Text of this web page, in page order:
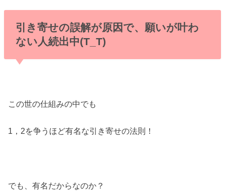
引き寄せの誤解が原因で、願いが叶わ
ない人続出中(T_T)
この世の仕組みの中でも
1，2を争うほど有名な引き寄せの法則！
でも、有名だからなのか？